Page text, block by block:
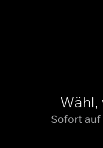
Wähl,
Sofort auf